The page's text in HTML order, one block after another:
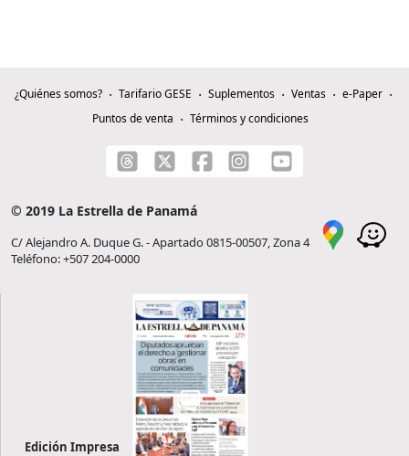
¿Quiénes somos? Tarifario GESE Suplementos Ventas
e-Paper
Puntos de venta
Términos y condiciones
© 2019 La Estrella de Panamá
C/ Alejandro A. Duque G. - Apartado 0815-00507, Zona 4
Teléfono: +507 204-0000
Edición Impresa